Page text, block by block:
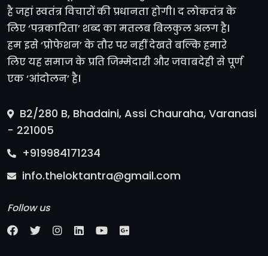
है जहां स्वतंत्र विचारों की प्रधानता होगी। द लोकतंत्र के
लिए ‘पत्रकारिता’ शब्द का मतलब बिलकुल अलग है।
हम इसे ‘प्रोफेशन’ के तौर पर नहीं देखते बल्कि हमारे
लिए यह समाज के प्रति जिम्मेदारी और जवाबदेही से पूर्ण
एक ‘आंदोलन’ है।
B2/280 B, Bhadaini, Assi Chauraha, Varanasi
- 221005
+919984171234
info.theloktantra@gmail.com
Follow us